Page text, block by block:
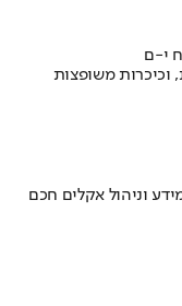
י-ם
וכיכרות משופצות
וניהול אקלים חכם